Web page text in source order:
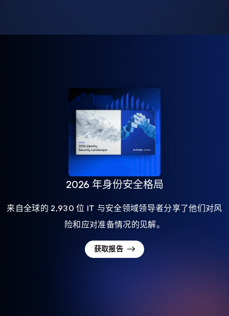
2026 年身份安全格局
来自全球的 2,930 位 IT 与安全领域领导者分享了他们对风
险和应对准备情况的见解。
获取报告